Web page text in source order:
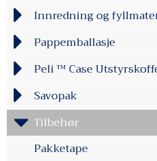
Innredning og
Pappemballasje
Peli ™ Case
Savopak
Tilbehør
Pakketape